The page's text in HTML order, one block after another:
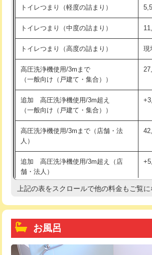
トイレつまり（軽度の詰まり）
トイレつまり（中度の詰まり）
トイレつまり（高度の詰まり） 現
高圧洗浄機使用/3mまで
（一般向け（戸建て・集合））
追加 高圧洗浄機使用/3m超え
（一般向け（戸建て・集合））
高圧洗浄機使用/3mまで（店舗・法
人）
追加 高圧洗浄機使用/3m超え（店
舗・法人）
高度高圧洗浄換 現
トーラー機使用/3mまで
上記の表をスクロールで他の料金もご覧に
お風呂